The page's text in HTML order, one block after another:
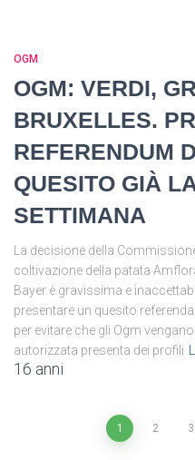
OGM
OGM: VERDI,
BRUXELLES.
REFERENDUM
QUESITO GIÀ
SETTIMANA
La decisione della
coltivazione della patata
Bayer è gravissima e
presentare un quesito
per evitare che gli Ogm
autorizzata presenta dei profili
16 anni
Paginazione
1 2 3